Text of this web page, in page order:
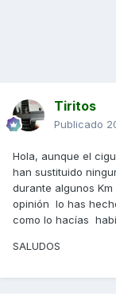
Tiritos
Publicado
Hola, aunque el
han sustituido
durante algunos
opinión lo has
como lo hacías
SALUDOS